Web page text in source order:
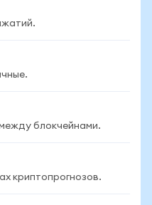
между блокчейнами.
криптопрогнозов.